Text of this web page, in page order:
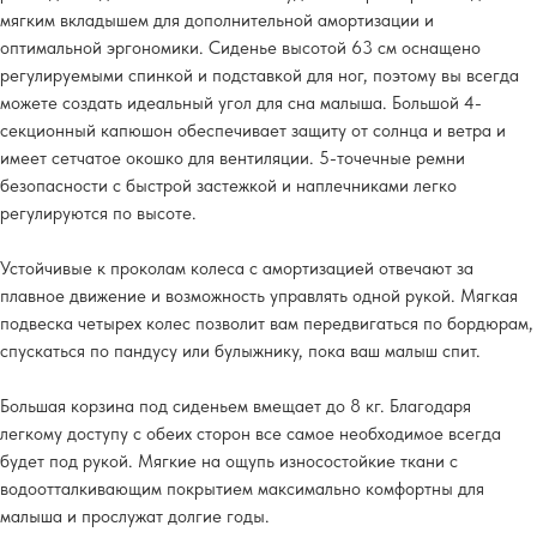
мягким вкладышем для дополнительной амортизации и
оптимальной эргономики. Сиденье высотой 63 см оснащено
регулируемыми спинкой и подставкой для ног, поэтому вы всегда
можете создать идеальный угол для сна малыша. Большой 4-
секционный капюшон обеспечивает защиту от солнца и ветра и
имеет сетчатое окошко для вентиляции. 5-точечные ремни
безопасности с быстрой застежкой и наплечниками легко
регулируются по высоте.
Устойчивые к проколам колеса с амортизацией отвечают за
плавное движение и возможность управлять одной рукой. Мягкая
подвеска четырех колес позволит вам передвигаться по бордюрам,
спускаться по пандусу или булыжнику, пока ваш малыш спит.
Большая корзина под сиденьем вмещает до 8 кг. Благодаря
легкому доступу с обеих сторон все самое необходимое всегда
будет под рукой. Мягкие на ощупь износостойкие ткани с
водоотталкивающим покрытием максимально комфортны для
малыша и прослужат долгие годы.